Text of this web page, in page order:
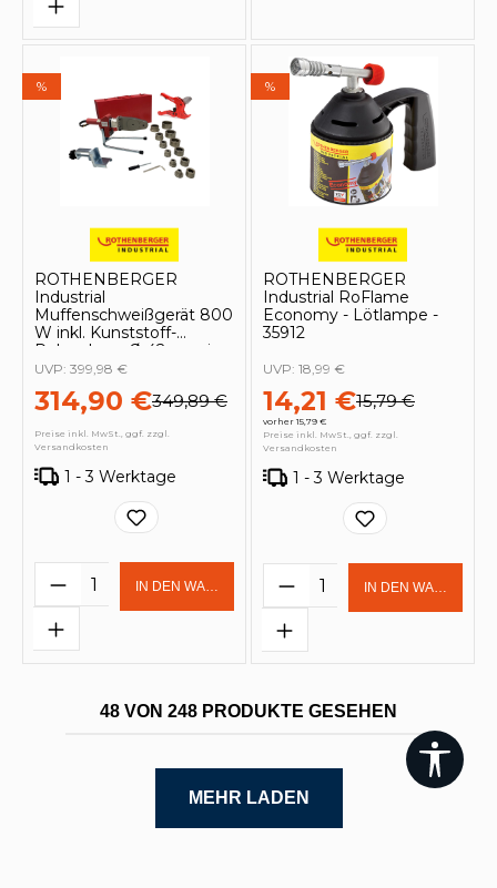
%
ROTHENBERGER
Industrial
Muffenschweißgerät 800
W inkl. Kunststoff-
Rohrschere Ø 42 mm im
Koffer - 36062
314,90 €349,89 €
UVP: 399,98 €
Preise inkl. MwSt., ggf. zzgl.
Versandkosten
1 - 3 Werktage
Produkt Anzahl: Gib den
IN DEN WARENKORB
%
ROTHENBERGER
Industrial RoFlame
Economy - Lötlampe -
35912
14,21 €15,79 €
vorher 15,79 €
UVP: 18,99 €
Preise inkl. MwSt., ggf. zzgl.
Versandkosten
1 - 3 Werktage
Produkt Anzahl:
IN DEN
48 VON 248 PRODUKTE GESEHEN
MEHR LADEN